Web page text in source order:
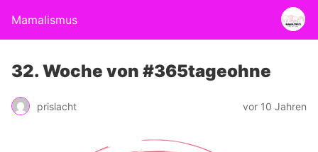
Mamalismus
32. Woche von #365tageohne
prislacht vor 10 Jahren